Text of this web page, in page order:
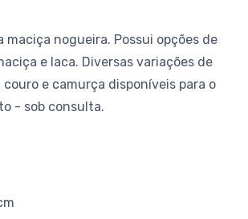
maciça nogueira. Possui opções de
e laca. Diversas variações de
e camurça disponíveis para o
- sob consulta.